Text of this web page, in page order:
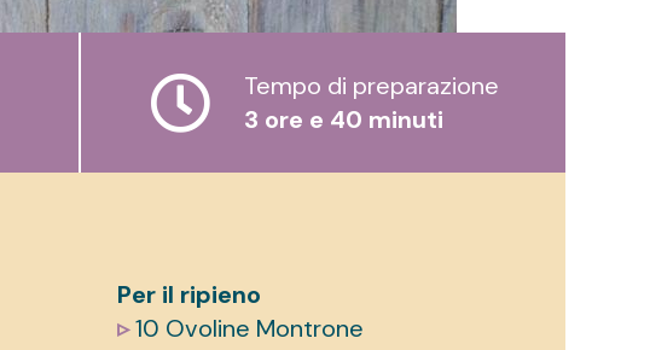
Tempo di preparazione
3 ore e 40 minuti
Per il ripieno
▹10 Ovoline Montrone